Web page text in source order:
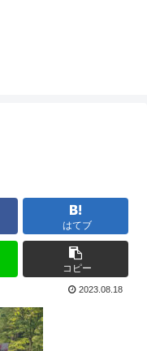
はてブ
コピー
2023.08.18